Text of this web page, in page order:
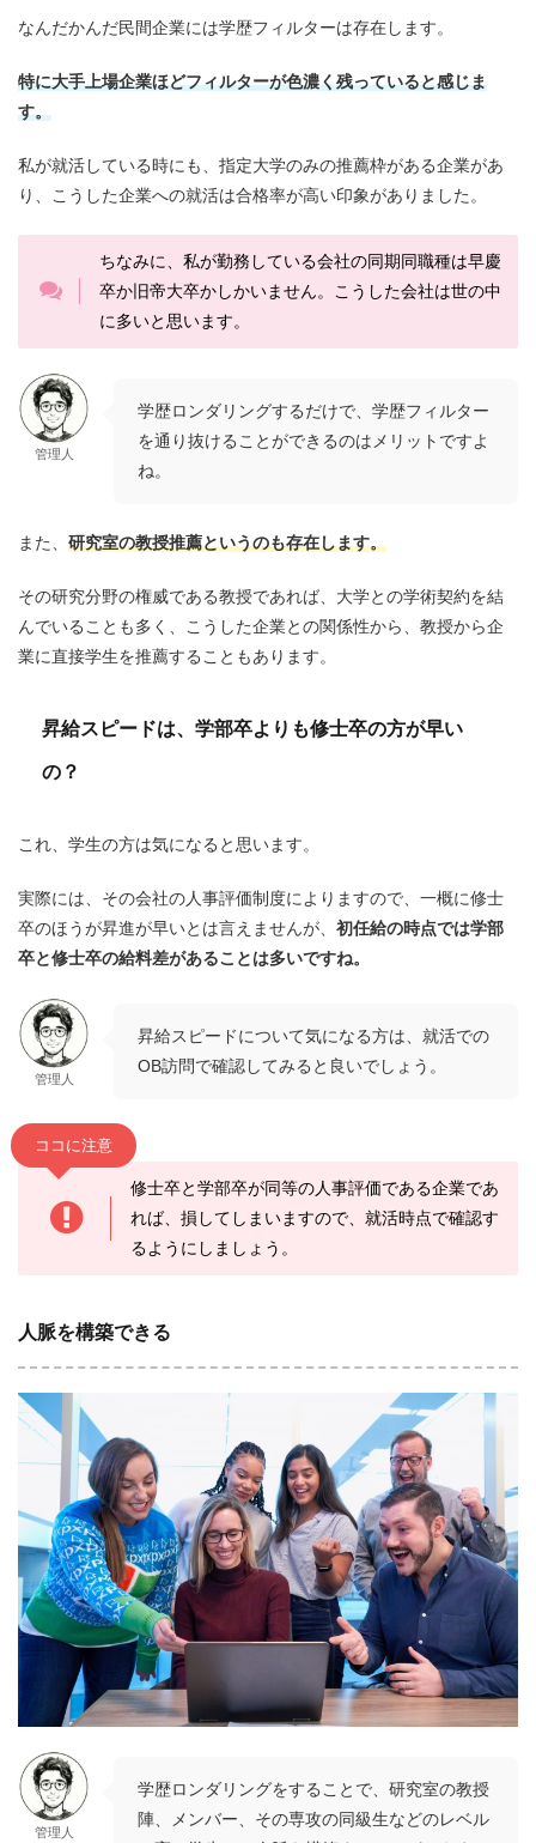
なんだかんだ民間企業には学歴フィルターは存在します。
特に大手上場企業ほどフィルターが色濃く残っていると感じま
す。
私が就活している時にも、指定大学のみの推薦枠がある企業があ
り、こうした企業への就活は合格率が高い印象がありました。
ちなみに、私が勤務している会社の同期同職種は早慶
卒か旧帝大卒かしかいません。こうした会社は世の中
に多いと思います。
管理人
学歴ロンダリングするだけで、学歴フィルター
を通り抜けることができるのはメリットですよ
ね。
また、 研究室の教授推薦というのも存在します。
その研究分野の権威である教授であれば、大学との学術契約を結
んでいることも多く、こうした企業との関係性から、 教授から企
業に直接学生を推薦することもあります。
昇給スピードは、学部卒よりも修士卒の方が早い
の？
これ、学生の方は気になると思います。
実際には、 その会社の人事評価制度によりますので、一概に修士
卒のほうが昇進が早いとは言えませんが、 初任給の時点では学部
卒と修士卒の給料差があることは多いですね。
管理人
昇給スピードについて気になる方は、就活での
OB訪問で確認してみると良いでしょう。
ココに注意
修士卒と学部卒が同等の人事評価である企業であ
れば、損してしまいますので、就活時点で確認す
るようにしましょう。
人脈を構築できる
管理人
学歴ロンダリングをすることで、研究室の教授
陣、メンバー、その専攻の同級生などのレベル